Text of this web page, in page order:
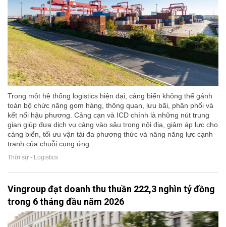
Trong một hệ thống logistics hiện đại, cảng biển không thể gánh
toàn bộ chức năng gom hàng, thông quan, lưu bãi, phân phối và
kết nối hậu phương. Cảng cạn và ICD chính là những nút trung
gian giúp đưa dịch vụ cảng vào sâu trong nội địa, giảm áp lực cho
cảng biển, tối ưu vận tải đa phương thức và nâng năng lực cạnh
tranh của chuỗi cung ứng.
Thời sự - Logistics
Vingroup đạt doanh thu thuần 222,3 nghìn tỷ đồng
trong 6 tháng đầu năm 2026